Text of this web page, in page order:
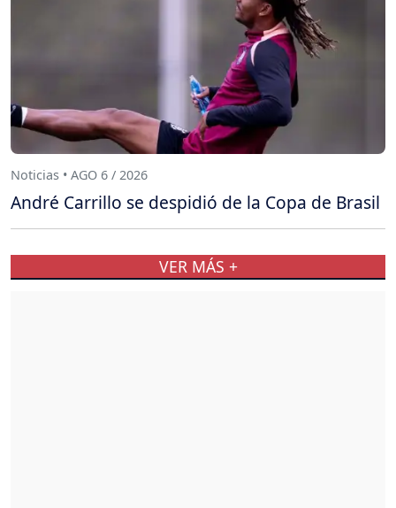
Noticias • AGO 6 / 2026
André Carrillo se despidió de la Copa de Brasil
VER MÁS +